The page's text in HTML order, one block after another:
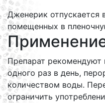
Дженерик отпускается
помещенных в
Препарат
одного раз в день,
количеством воды.
ограничить